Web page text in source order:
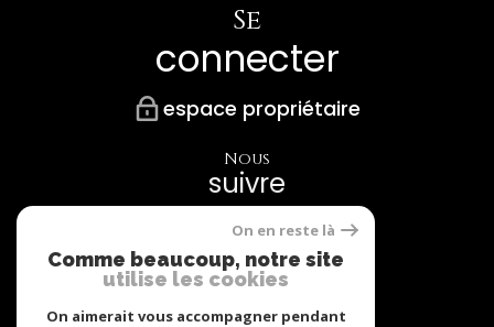
Se
connecter
espace propriétaire
Nous
suivre
Nos
On en reste là
Comme beaucoup, notre site
utilise les cookies
On aimerait vous accompagner pendant